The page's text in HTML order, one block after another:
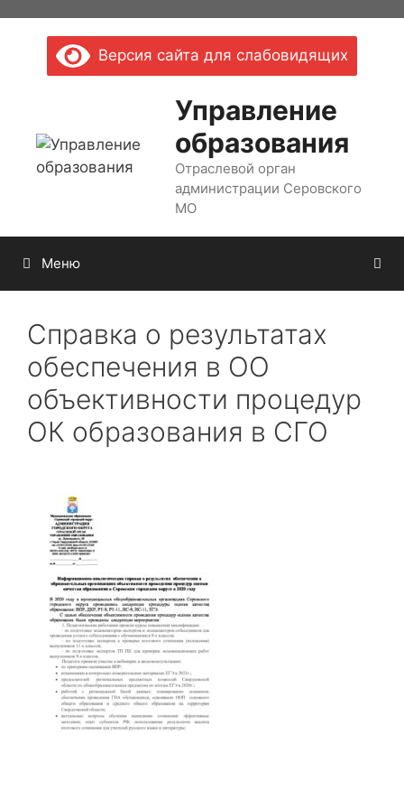
содержимомуВерсия сайта для слабовидящих
Управление
образования
Отраслевой орган
администрации Серовского
МО
Меню
Справка о результатах
обеспечения в ОО
объективности процедур
ОК образования в СГО